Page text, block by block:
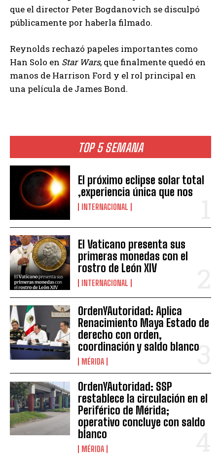
TOP 5 SEMANA
El próximo eclipse solar total
,experiencia única que nos
INTERNACIONAL
El Vaticano presenta sus
primeras monedas con el
rostro de León XIV
INTERNACIONAL
OrdenYAutoridad: Aplica
Renacimiento Maya Estado de
derecho con orden,
coordinación y saldo blanco
MÉRIDA
OrdenYAutoridad: SSP
restablece la circulación en el
Periférico de Mérida;
operativo concluye con saldo
blanco
MÉRIDA
que el director Peter Bogdanovich se disculpó
públicamente por haberla filmado.
Reynolds rechazó papeles importantes como
Han Solo en Star Wars, que finalmente quedó en
manos de Harrison Ford y el rol principal en
una película de James Bond.